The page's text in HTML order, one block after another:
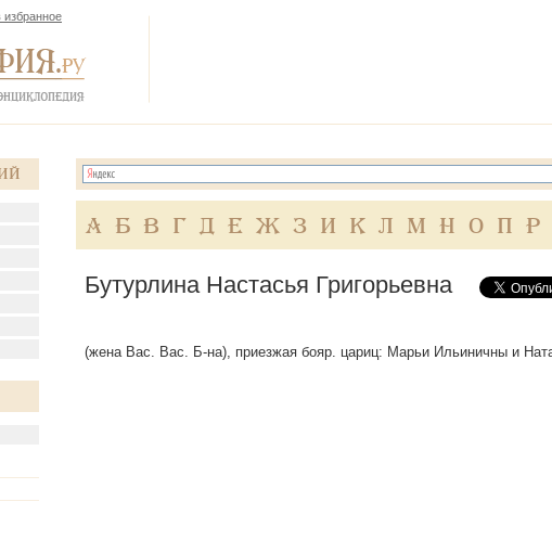
избранное
А Б В Г Д Е Ж З И К Л М Н О П Р
Бутурлина Настасья Григорьевна
(жена Вас. Вас. Б-на), приезжая бояр. цариц: Марьи Ильиничны и